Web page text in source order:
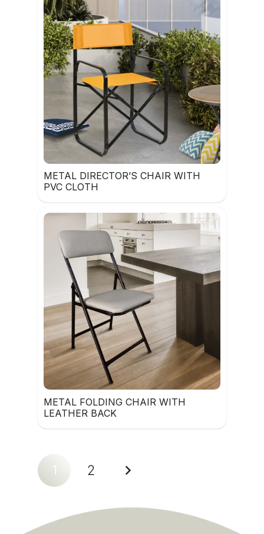
METAL DIRECTOR’S CHAIR WITH
PVC CLOTH
METAL FOLDING CHAIR WITH
LEATHER BACK
1 2